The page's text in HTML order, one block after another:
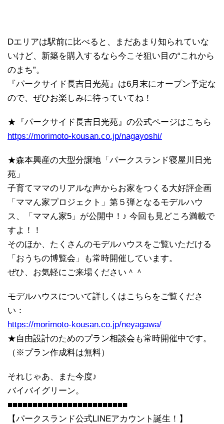
Dエリアは駅前に比べると、まだあまり知られていな
いけど、新築を購入するなら今こそ狙い目の“これから
のまち”。
『パークサイド長吉日光苑』は6月末にオープン予定な
ので、ぜひお楽しみに待っていてね！
★『パークサイド長吉日光苑』の公式ページはこちら
https://morimoto-kousan.co.jp/nagayoshi/
★森本興産の大型分譲地「パークスランド寝屋川日光
苑」
子育てママのリアルな声からお家をつくる大好評企画
「ママん家プロジェクト」第５弾となるモデルハウ
ス、「ママん家5」が公開中！♪ 今回も見どころ満載で
すよ！！
そのほか、たくさんのモデルハウスをご覧いただける
「おうちの博覧会」も常時開催しています。
ぜひ、お気軽にご来場ください＾＾
モデルハウスについて詳しくはこちらをご覧くださ
い：
https://morimoto-kousan.co.jp/neyagawa/
★自由設計のためのプラン相談会も常時開催中です。
（※プラン作成料は無料）
それじゃあ、また今度♪
バイバイグリーン。
■■■■■■■■■■■■■■■■■■■■■■■■
【パークスランド公式LINEアカウント誕生！】